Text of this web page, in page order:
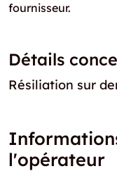
fournisseur.
Détails
Résiliation sur
l'opérateur